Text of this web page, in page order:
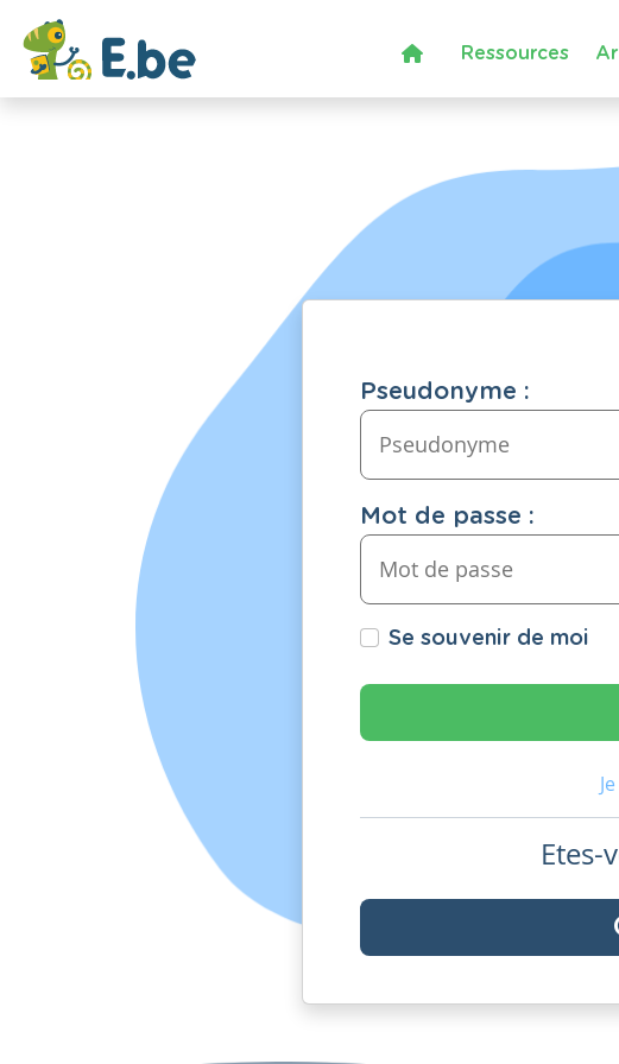
Ressources
Pseudonyme :
Mot de passe :
Se souvenir de moi
Etes-